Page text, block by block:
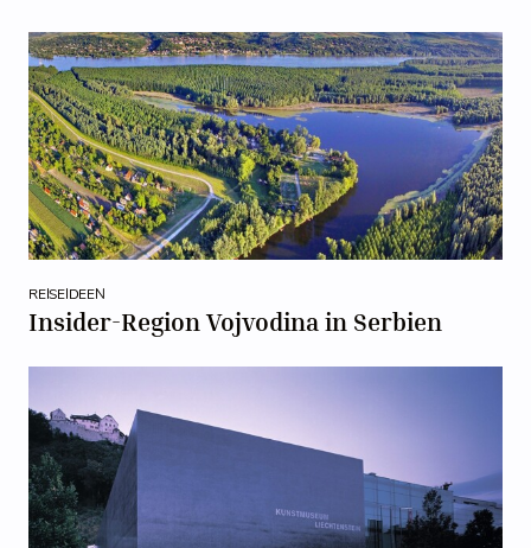
REISEIDEEN
Insider-Region Vojvodina in Serbien